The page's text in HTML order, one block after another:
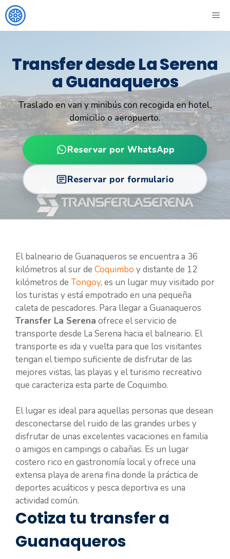
Skip
to
content
Transfer desde La Serena
a Guanaqueros
Traslado en van y minibús con recogida en hotel,
domicilio o aeropuerto.
Reservar por WhatsApp
Reservar por formulario
El balneario de Guanaqueros se encuentra a 36
kilómetros al sur de Coquimbo y distante de 12
kilómetros de Tongoy, es un lugar muy visitado por
los turistas y está empotrado en una pequeña
caleta de pescadores. Para llegar a Guanaqueros
Transfer La Serena ofrece el servicio de
transporte desde La Serena hacia el balneario. El
transporte es ida y vuelta para que los visitantes
tengan el tiempo suficiente de disfrutar de las
mejores vistas, las playas y el turismo recreativo
que caracteriza esta parte de Coquimbo.
El lugar es ideal para aquellas personas que desean
desconectarse del ruido de las grandes urbes y
disfrutar de unas excelentes vacaciones en familia
o amigos en campings o cabañas. Es un lugar
costero rico en gastronomía local y ofrece una
extensa playa de arena fina donde la práctica de
deportes acuáticos y pesca deportiva es una
actividad común.
Cotiza tu transfer a
Guanaqueros